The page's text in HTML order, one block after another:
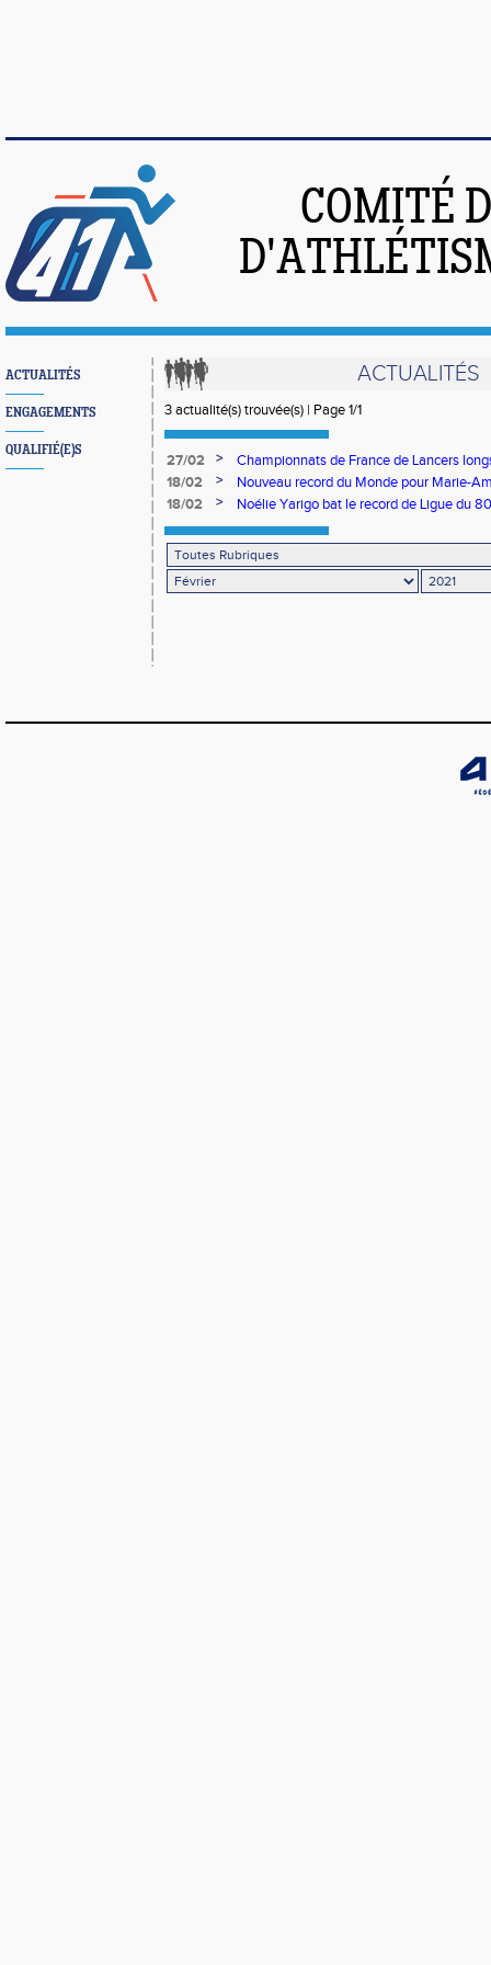
COMITÉ
ACTUALITÉS
ENGAGEMENTS
QUALIFIÉ(E)S
ACTUALITÉS
3 actualité(s) trouvée(s) | Page 1/1
27/02 >
Championnats de France de Lancers
sur 2!
18/02 >
Nouveau record du Monde pour Marie-
18/02
> Noélie Yarigo bat le record de Ligue du